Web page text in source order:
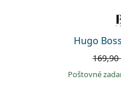
Hugo
169,90
Poštovné